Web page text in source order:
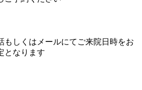
もしくはメールにてご来院日時をお
となります